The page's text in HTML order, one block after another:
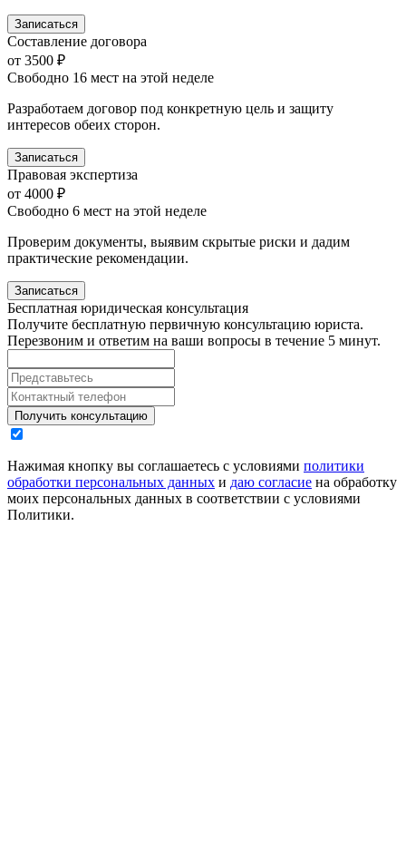
Записаться
Составление договора
от 3500 ₽
Свободно 16 мест на этой неделе
Разработаем договор под конкретную цель и защиту
интересов обеих сторон.
Записаться
Правовая экспертиза
от 4000 ₽
Свободно 6 мест на этой неделе
Проверим документы, выявим скрытые риски и дадим
практические рекомендации.
Записаться
Бесплатная юридическая консультация
Получите бесплатную первичную консультацию юриста.
Перезвоним и ответим на ваши вопросы в течение 5 минут.
Получить консультацию
Нажимая кнопку вы соглашаетесь с условиями политики
обработки персональных данных и даю согласие на обработку
моих персональных данных в соответствии с условиями
Политики.